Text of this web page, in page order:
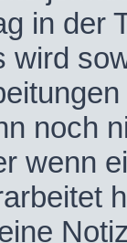
in der
wird
noch
wenn